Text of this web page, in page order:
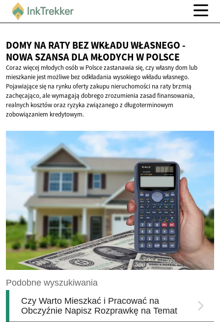
DOMY NA RATY BEZ WKŁADU WŁASNEGO -
NOWA SZANSA DLA MŁODYCH W POLSCE
Coraz więcej młodych osób w Polsce zastanawia się, czy własny dom lub
mieszkanie jest możliwe bez odkładania wysokiego wkładu własnego.
Pojawiające się na rynku oferty zakupu nieruchomości na raty brzmią
zachęcająco, ale wymagają dobrego zrozumienia zasad finansowania,
realnych kosztów oraz ryzyka związanego z długoterminowym
zobowiązaniem kredytowym.